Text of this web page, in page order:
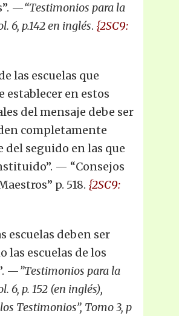
—“Testimonios para la
6, p.142 en inglés. {2SC9:
las escuelas que
establecer en estos
del mensaje debe ser
completamente
del seguido en las que
— “Consejos
p. 518. {2SC9:
escuelas deben ser
las escuelas de los
—”Testimonios para la
6, p. 152 (en inglés),
Testimonios”, Tomo 3, p